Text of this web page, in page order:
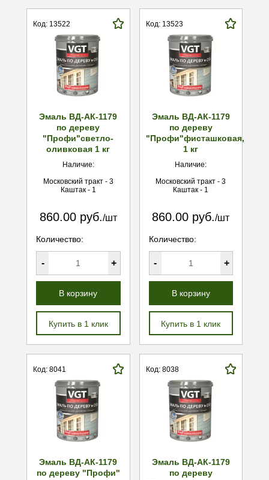
Код: 13522
Эмаль ВД-АК-1179
по дереву
"Профи"светло-
оливковая 1 кг
Наличие:
Московский тракт - 3
Каштак - 1
860.00 руб./шт
Количество:
- +
В корзину
Купить в 1 клик
Код: 13523
Эмаль ВД-АК-1179
по дереву
"Профи"фисташковая,
1 кг
Наличие:
Московский тракт - 3
Каштак - 1
860.00 руб./шт
Количество:
- +
В корзину
Купить в 1 клик
Код: 8041
Эмаль ВД-АК-1179
по дереву "Профи"
Код: 8038
Эмаль ВД-АК-1179
по дереву